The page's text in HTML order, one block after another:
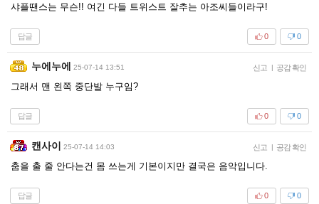
샤플땐스는 무슨!! 여긴 다들 트위스트 잘추는 아조씨들이라구!
답글 0
0
누에누에 25-07-14 13:51 신고 | 공감 확인
그래서 맨 왼쪽 중단발 누구임?
답글 0
0
캔사이 25-07-14 14:03 신고 | 공감 확인
춤을 출 줄 안다는건 몸 쓰는게 기본이지만 결국은 음악입니다.
답글 0
0